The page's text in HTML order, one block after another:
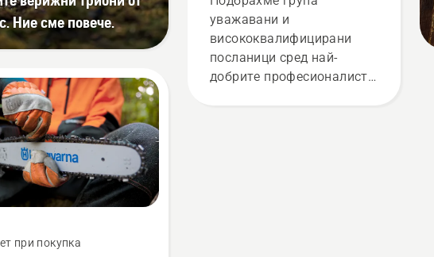
Ние сме повече.
при покупка
потребители
уважавани и
висококвалифицирани
посланици сред най-
добрите професионалисти